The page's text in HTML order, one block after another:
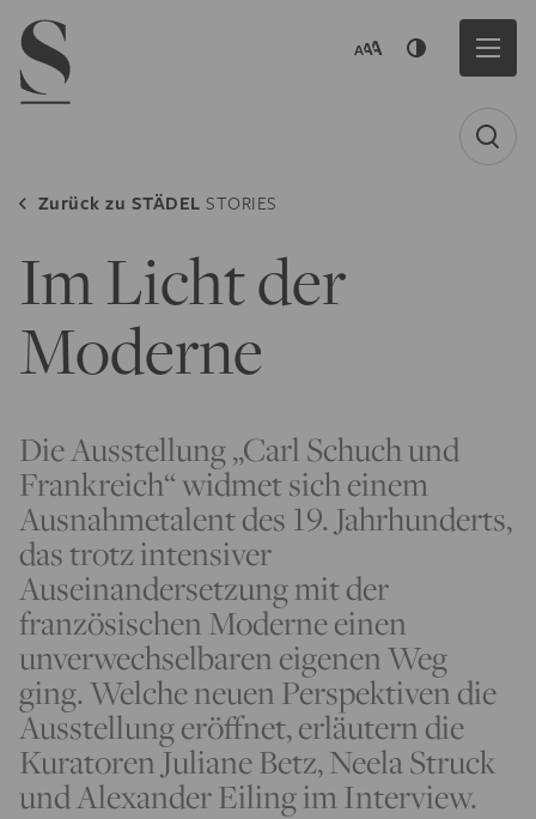
Navigation menu
Zurück zu STÄDEL STORIES
Im Licht der
Moderne
Die Ausstellung „Carl Schuch und
Frankreich“ widmet sich einem
Ausnahmetalent des 19. Jahrhunderts,
das trotz intensiver
Auseinandersetzung mit der
französischen Moderne einen
unverwechselbaren eigenen Weg
ging. Welche neuen Perspektiven die
Ausstellung eröffnet, erläutern die
Kuratoren Juliane Betz, Neela Struck
und Alexander Eiling im Interview.